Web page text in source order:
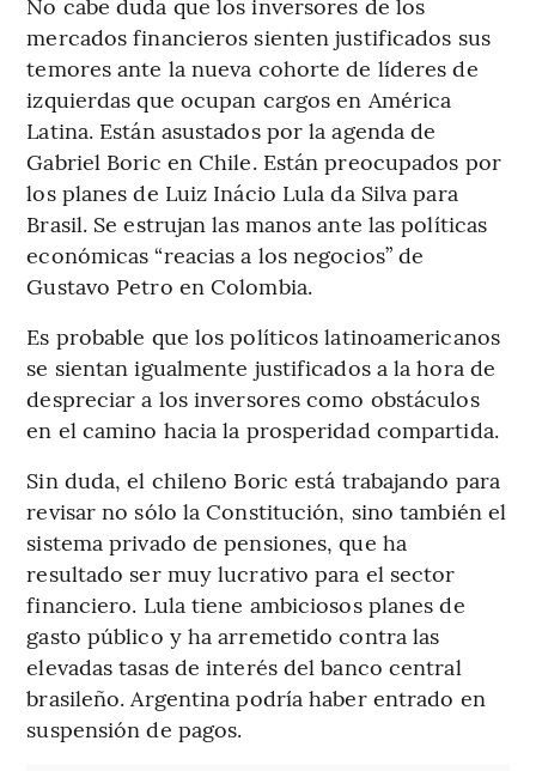
mercados financieros sienten justificados sus
temores ante la nueva cohorte de líderes de
izquierdas que ocupan cargos en América
Latina. Están asustados por la agenda de
Gabriel Boric en Chile. Están preocupados por
los planes de Luiz Inácio Lula da Silva para
Brasil. Se estrujan las manos ante las políticas
económicas “reacias a los negocios” de
Gustavo Petro en Colombia.
Es probable que los políticos latinoamericanos
se sientan igualmente justificados a la hora de
despreciar a los inversores como obstáculos
en el camino hacia la prosperidad compartida.
Sin duda, el chileno Boric está trabajando para
revisar no sólo la Constitución, sino también el
sistema privado de pensiones, que ha
resultado ser muy lucrativo para el sector
financiero. Lula tiene ambiciosos planes de
gasto público y ha arremetido contra las
elevadas tasas de interés del banco central
brasileño. Argentina podría haber entrado en
suspensión de pagos.